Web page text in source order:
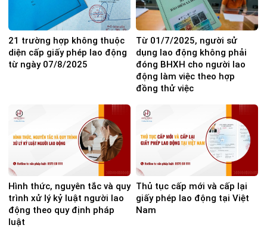
21 trường hợp không thuộc
diện cấp giấy phép lao động
từ ngày 07/8/2025
Từ 01/7/2025, người sử
dụng lao động không phải
đóng BHXH cho người lao
động làm việc theo hợp
đồng thử việc
Hình thức, nguyên tắc và quy
trình xử lý kỷ luật người lao
động theo quy định pháp
luật
Thủ tục cấp mới và cấp lại
giấy phép lao động tại Việt
Nam